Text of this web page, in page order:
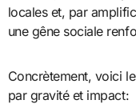
locales et, par
une gêne sociale
Concrètement, voici
par gravité et impact: